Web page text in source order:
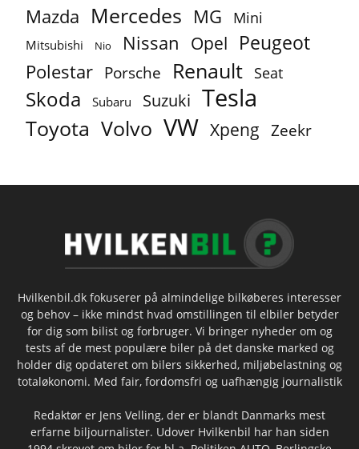
Mazda Mercedes MG Mini
Mitsubishi Nio Nissan Opel Peugeot
Polestar Porsche Renault Seat
Skoda Subaru Suzuki Tesla
Toyota Volvo VW Xpeng Zeekr
Hvilkenbil.dk fokuserer på almindelige bilkøberes interesser
og behov – ikke mindst hvad omstillingen til elbiler betyder
for dig som bilist og forbruger. Vi bringer nyheder om og
tests af de mest populære biler på det danske marked og
holder dig opdateret om bilers sikkerhed, miljøbelastning og
totaløkonomi. Med fair, fordomsfri og uafhængig journalistik
Redaktør er Jens Velling, der er blandt Danmarks mest
erfarne biljournalister. Udover Hvilkenbil har han siden